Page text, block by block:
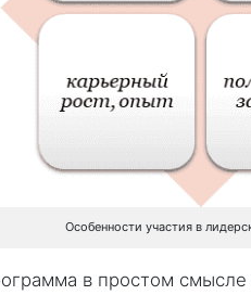
Особенности участия в
в простом